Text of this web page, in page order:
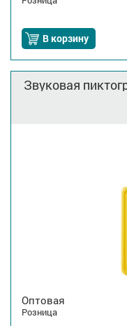
В корзину
Звуковая
Оптовая
Розница